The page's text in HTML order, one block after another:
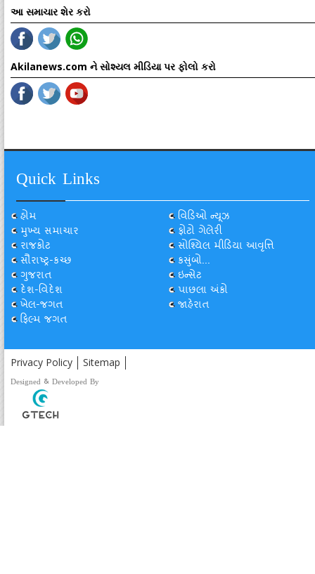
આ સમાચાર શેર કરો
Akilanews.com ને સોશ્યલ મીડિયા પર ફોલો કરો
Quick Links
હોમ
મુખ્ય સમાચાર
રાજકોટ
સૌરાષ્ટ્ર-કચ્છ
ગુજરાત
દેશ-વિદેશ
ખેલ-જગત
ફિલ્મ જગત
વિડિઓ ન્યૂઝ
ફોટો ગેલેરી
સોશ્યિલ મીડિયા આવૃત્તિ
કસુંબો...
ઇન્સેટ
પાછલા અંકો
જાહેરાત
Privacy Policy Sitemap
Designed & Developed By